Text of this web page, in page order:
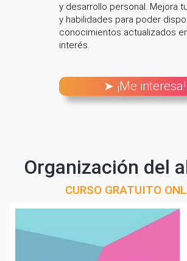
y desarrollo personal. Mejora
y habilidades para poder
conocimientos actualizados
interés.
➤ ¡Me interesa!
Organización del
CURSO GRATUITO